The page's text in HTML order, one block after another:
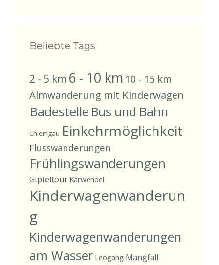
Beliebte Tags
2 - 5 km 6 - 10 km 10 - 15 km
Almwanderung mit Kinderwagen
Badestelle Bus und Bahn
Chiemgau Einkehrmöglichkeit
Flusswanderungen
Frühlingswanderungen
Gipfeltour Karwendel
Kinderwagenwanderun
g
Kinderwagenwanderungen
am Wasser Leogang Mangfall